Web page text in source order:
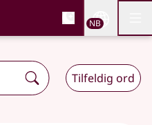
og
NB
Tilfeldig ord